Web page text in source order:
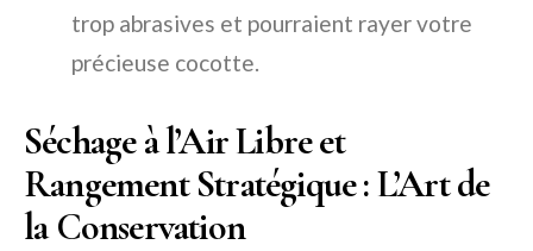
trop abrasives et pourraient rayer votre
précieuse cocotte.
Séchage à l’Air Libre et
Rangement Stratégique : L’Art de
la Conservation